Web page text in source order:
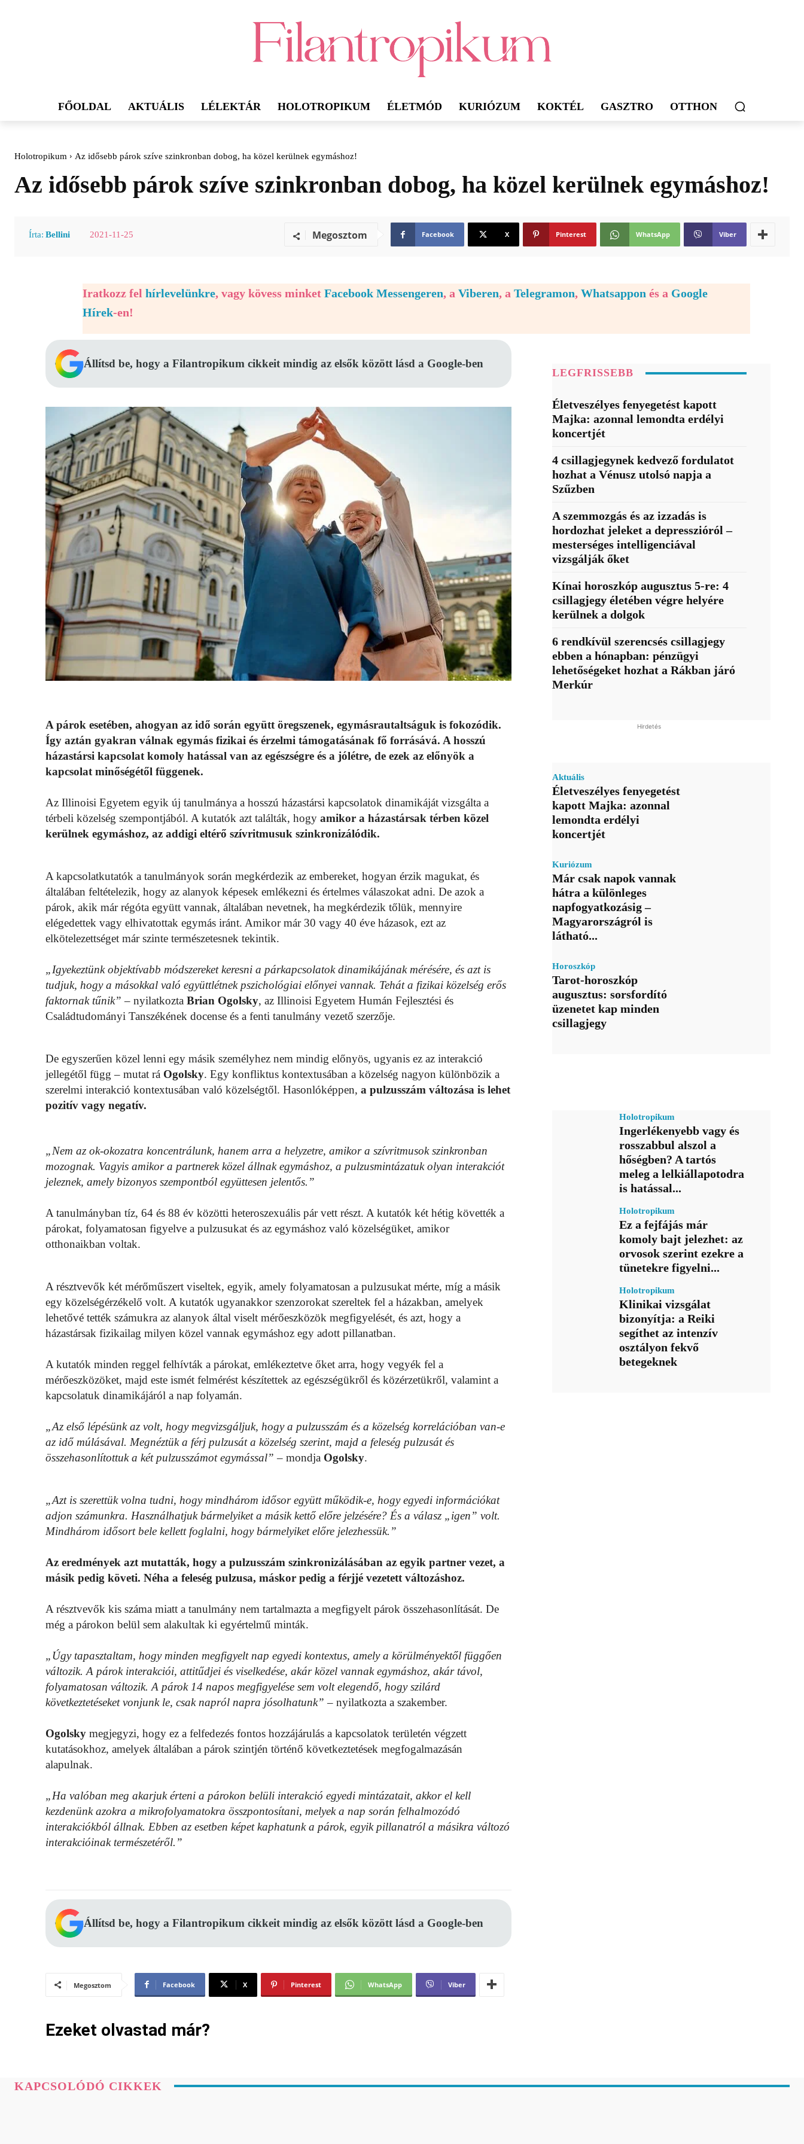
FŐOLDAL AKTUÁLIS LÉLEKTÁR HOLOTROPIKUM ÉLETMÓD KURIÓZUM KOKTÉL GASZTRO OTTHON
Holotropikum Az idősebb párok szíve szinkronban dobog, ha közel kerülnek egymáshoz!
Az idősebb párok szíve szinkronban dobog, ha közel kerülnek egymáshoz!
Írta: Bellini 2021-11-25 Megosztom Facebook X Pinterest WhatsApp Viber
Iratkozz fel hírlevelünkre, vagy kövess minket Facebook Messengeren, a Viberen, a Telegramon, Whatsappon és a Google
Hírek-en!
Állítsd be, hogy a Filantropikum cikkeit mindig az elsők között lásd a Google-ben
A párok esetében, ahogyan az idő során együtt öregszenek, egymásrautaltságuk is fokozódik.
Így aztán gyakran válnak egymás fizikai és érzelmi támogatásának fő forrásává. A hosszú
házastársi kapcsolat komoly hatással van az egészségre és a jólétre, de ezek az előnyök a
kapcsolat minőségétől függenek.
Az Illinoisi Egyetem egyik új tanulmánya a hosszú házastársi kapcsolatok dinamikáját vizsgálta a
térbeli közelség szempontjából. A kutatók azt találták, hogy amikor a házastársak térben közel
kerülnek egymáshoz, az addigi eltérő szívritmusuk szinkronizálódik.
A kapcsolatkutatók a tanulmányok során megkérdezik az embereket, hogyan érzik magukat, és
általában feltételezik, hogy az alanyok képesek emlékezni és értelmes válaszokat adni. De azok a
párok, akik már régóta együtt vannak, általában nevetnek, ha megkérdezik tőlük, mennyire
elégedettek vagy elhivatottak egymás iránt. Amikor már 30 vagy 40 éve házasok, ezt az
elkötelezettséget már szinte természetesnek tekintik.
„Igyekeztünk objektívabb módszereket keresni a párkapcsolatok dinamikájának mérésére, és azt is
tudjuk, hogy a másokkal való együttlétnek pszichológiai előnyei vannak. Tehát a fizikai közelség erős
faktornak tűnik” – nyilatkozta Brian Ogolsky, az Illinoisi Egyetem Humán Fejlesztési és
Családtudományi Tanszékének docense és a fenti tanulmány vezető szerzője.
De egyszerűen közel lenni egy másik személyhez nem mindig előnyös, ugyanis ez az interakció
jellegétől függ – mutat rá Ogolsky. Egy konfliktus kontextusában a közelség nagyon különbözik a
szerelmi interakció kontextusában való közelségtől. Hasonlóképpen, a pulzusszám változása is lehet
pozitív vagy negatív.
„Nem az ok-okozatra koncentrálunk, hanem arra a helyzetre, amikor a szívritmusok szinkronban
mozognak. Vagyis amikor a partnerek közel állnak egymáshoz, a pulzusmintázatuk olyan interakciót
jeleznek, amely bizonyos szempontból együttesen jelentős.”
A tanulmányban tíz, 64 és 88 év közötti heteroszexuális pár vett részt. A kutatók két hétig követték a
párokat, folyamatosan figyelve a pulzusukat és az egymáshoz való közelségüket, amikor
otthonaikban voltak.
A résztvevők két mérőműszert viseltek, egyik, amely folyamatosan a pulzusukat mérte, míg a másik
egy közelségérzékelő volt. A kutatók ugyanakkor szenzorokat szereltek fel a házakban, amelyek
lehetővé tették számukra az alanyok által viselt mérőeszközök megfigyelését, és azt, hogy a
házastársak fizikailag milyen közel vannak egymáshoz egy adott pillanatban.
A kutatók minden reggel felhívták a párokat, emlékeztetve őket arra, hogy vegyék fel a
mérőeszközöket, majd este ismét felmérést készítettek az egészségükről és közérzetükről, valamint a
kapcsolatuk dinamikájáról a nap folyamán.
„Az első lépésünk az volt, hogy megvizsgáljuk, hogy a pulzusszám és a közelség korrelációban van-e
az idő múlásával. Megnéztük a férj pulzusát a közelség szerint, majd a feleség pulzusát és
összehasonlítottuk a két pulzusszámot egymással” – mondja Ogolsky.
„Azt is szerettük volna tudni, hogy mindhárom idősor együtt működik-e, hogy egyedi információkat
adjon számunkra. Használhatjuk bármelyiket a másik kettő előre jelzésére? És a válasz „igen” volt.
Mindhárom idősort bele kellett foglalni, hogy bármelyiket előre jelezhessük.”
Az eredmények azt mutatták, hogy a pulzusszám szinkronizálásában az egyik partner vezet, a
másik pedig követi. Néha a feleség pulzusa, máskor pedig a férjjé vezetett változáshoz.
A résztvevők kis száma miatt a tanulmány nem tartalmazta a megfigyelt párok összehasonlítását. De
még a párokon belül sem alakultak ki egyértelmű minták.
„Úgy tapasztaltam, hogy minden megfigyelt nap egyedi kontextus, amely a körülményektől függően
változik. A párok interakciói, attitűdjei és viselkedése, akár közel vannak egymáshoz, akár távol,
folyamatosan változik. A párok 14 napos megfigyelése sem volt elegendő, hogy szilárd
következtetéseket vonjunk le, csak napról napra jósolhatunk” – nyilatkozta a szakember.
Ogolsky megjegyzi, hogy ez a felfedezés fontos hozzájárulás a kapcsolatok területén végzett
kutatásokhoz, amelyek általában a párok szintjén történő következtetések megfogalmazásán
alapulnak.
„Ha valóban meg akarjuk érteni a párokon belüli interakció egyedi mintázatait, akkor el kell
kezdenünk azokra a mikrofolyamatokra összpontosítani, melyek a nap során felhalmozódó
interakciókból állnak. Ebben az esetben képet kaphatunk a párok, egyik pillanatról a másikra változó
interakcióinak természetéről.”
Állítsd be, hogy a Filantropikum cikkeit mindig az elsők között lásd a Google-ben
Megosztom Facebook X Pinterest WhatsApp Viber
Ezeket olvastad már?
LEGFRISSEBB
Életveszélyes fenyegetést kapott
Majka: azonnal lemondta erdélyi
koncertjét
4 csillagjegynek kedvező fordulatot
hozhat a Vénusz utolsó napja a
Szűzben
A szemmozgás és az izzadás is
hordozhat jeleket a depresszióról –
mesterséges intelligenciával
vizsgálják őket
Kínai horoszkóp augusztus 5-re: 4
csillagjegy életében végre helyére
kerülnek a dolgok
6 rendkívül szerencsés csillagjegy
ebben a hónapban: pénzügyi
lehetőségeket hozhat a Rákban járó
Merkúr
Hirdetés
Aktuális
Életveszélyes fenyegetést
kapott Majka: azonnal
lemondta erdélyi
koncertjét
Kuriózum
Már csak napok vannak
hátra a különleges
napfogyatkozásig –
Magyarországról is
látható...
Horoszkóp
Tarot-horoszkóp
augusztus: sorsfordító
üzenetet kap minden
csillagjegy
Holotropikum
Ingerlékenyebb vagy és
rosszabbul alszol a
hőségben? A tartós
meleg a lelkiállapotodra
is hatással...
Holotropikum
Ez a fejfájás már
komoly bajt jelezhet: az
orvosok szerint ezekre a
tünetekre figyelni...
Holotropikum
Klinikai vizsgálat
bizonyítja: a Reiki
segíthet az intenzív
osztályon fekvő
betegeknek
KAPCSOLÓDÓ CIKKEK